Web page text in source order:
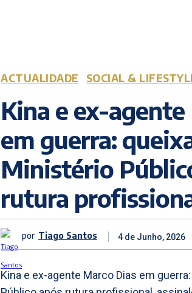
ACTUALIDADE SOCIAL &
Kina e ex-
em guerra:
Ministério
rutura
por Tiago Santos 4 de Junho, 2026
Kina e ex-agente Marco Dias em